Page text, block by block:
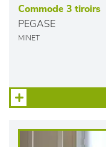
Commode 3 tiroirs
PEGASE
MINET